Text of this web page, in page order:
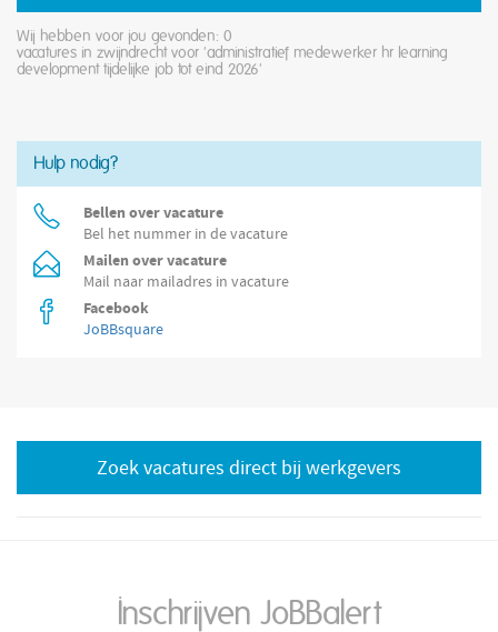
Wij hebben voor jou gevonden: 0
vacatures in zwijndrecht voor 'administratief medewerker hr learning
development tijdelijke job tot eind 2026'
Hulp nodig?
Bellen over vacature
Bel het nummer in de vacature
Mailen over vacature
Mail naar mailadres in vacature
Facebook
JoBBsquare
Zoek vacatures direct bij werkgevers
Inschrijven JoBBalert